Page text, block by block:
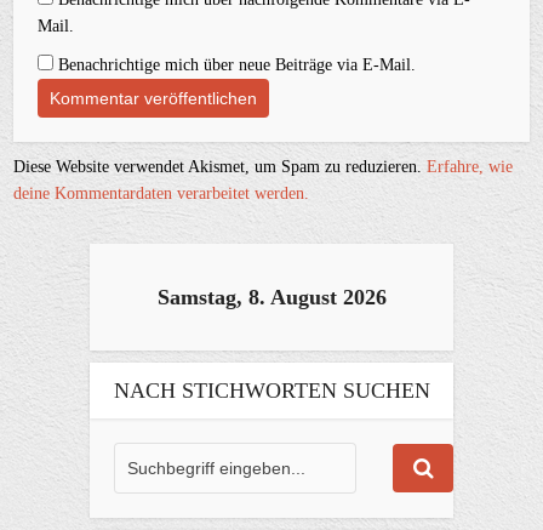
Mail.
Benachrichtige mich über neue Beiträge via E-Mail.
Diese Website verwendet Akismet, um Spam zu reduzieren.Erfahre, wie
deine Kommentardaten verarbeitet werden.
Samstag, 8. August 2026
NACH STICHWORTEN SUCHEN